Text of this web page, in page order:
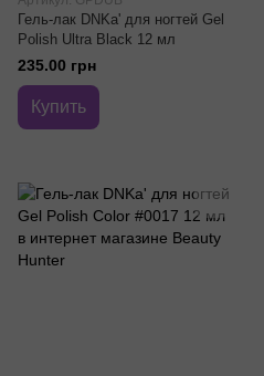
Гель-лак DNKa' для ногтей Gel
Polish Ultra Black 12 мл
235.00 грн
Купить